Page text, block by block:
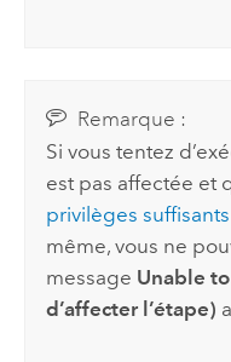
Remarque :
Si vous tentez
est pas affectée et
privilèges suffisants
même, vous ne
message Unable
d’affecter l’étape)